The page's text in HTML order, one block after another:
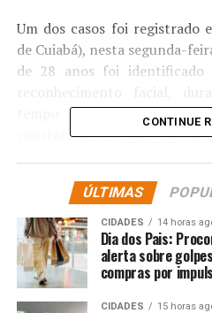
Um dos casos foi registrado
de Cuiabá), nesta segunda-
de 28 anos foi
tempo real. Após a
constatada a existência
Sucessões do Tribunal de
informações foram
Integrado de Operações de
Rondonópolis, que acionou
Polícia Militar, resultando na
O outro caso ocorreu em
CONTINUE
ÚLTIMAS
CIDADES 14 horas
Dia dos Pais:
alerta sobre
compras por
CIDADES 15 horas